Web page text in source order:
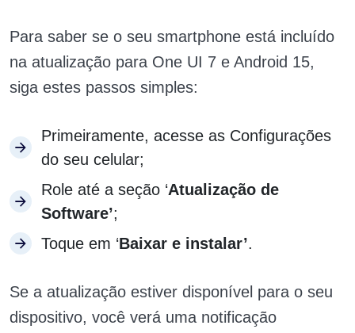
Para saber se o seu smartphone está incluído
na atualização para One UI 7 e Android 15,
siga estes passos simples:
Primeiramente, acesse as Configurações
do seu celular;
Role até a seção ‘Atualização de
Software’;
Toque em ‘Baixar e instalar’.
Se a atualização estiver disponível para o seu
dispositivo, você verá uma notificação